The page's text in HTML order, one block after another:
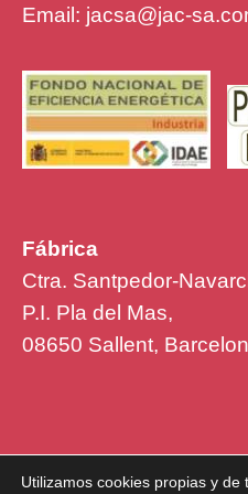
Email: jacsa@jac-
Fábrica
Ctra. Santpedor-
P.I. Pla del Mas,
08650 Sallent,
Utilizamos cookies propias y